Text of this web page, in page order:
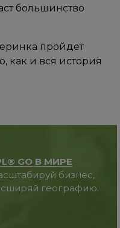
большинство
пройдет
как и вся история
GO В МИРЕ
бизнес,
географию.